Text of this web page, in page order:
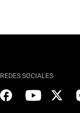
REDES SOCIALES